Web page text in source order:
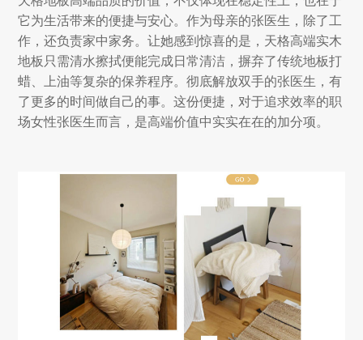
它为生活带来的便捷与安心。作为母亲的张医生，除了工
作，还负责家中家务。让她感到惊喜的是，天格高端实木
地板只需清水擦拭便能完成日常清洁，摒弃了传统地板打
蜡、上油等复杂的保养程序。彻底解放双手的张医生，有
了更多的时间做自己的事。这份便捷，对于追求效率的职
场女性张医生而言，是高端价值中实实在在的加分项。